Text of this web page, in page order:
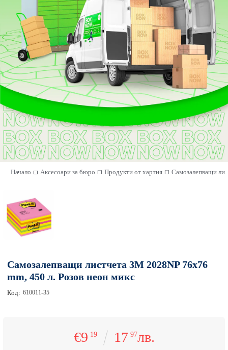
Начало Аксесоари за бюро Продукти от хартия Самозалепващи
Самозалепващи листчета 3M 2028NP 76x76
mm, 450 л. Розов неон микс
Код: 610011-35
€9 19 17 97лв.